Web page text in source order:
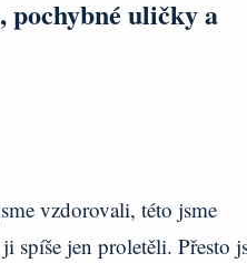
pochybné uličky a
vzdorovali, této jsme
spíše jen proletěli. Přesto